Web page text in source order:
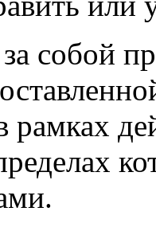
собой
рамках